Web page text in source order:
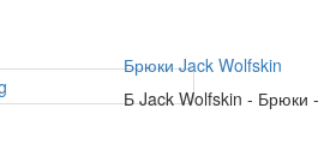
Брюки Jack Wolfskin
БJack Wolfskin - Брюки -